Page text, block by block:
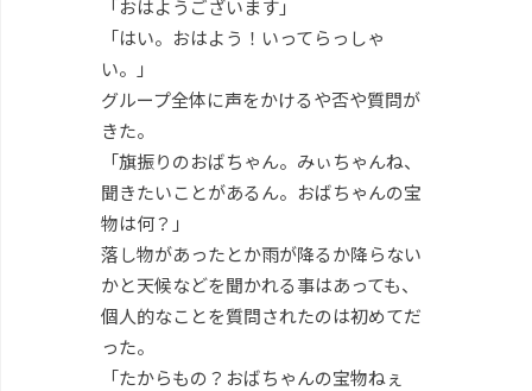
「おはようございます」
「はい。おはよう！いってらっしゃ
い。」
グループ全体に声をかけるや否や質問が
きた。
「旗振りのおばちゃん。みぃちゃんね、
聞きたいことがあるん。おばちゃんの宝
物は何？」
落し物があったとか雨が降るか降らない
かと天候などを聞かれる事はあっても、
個人的なことを質問されたのは初めてだ
った。
「たからもの？おばちゃんの宝物ねぇ